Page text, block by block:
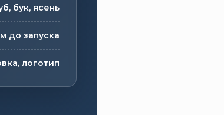
бук, ясень
до запуска
логотип